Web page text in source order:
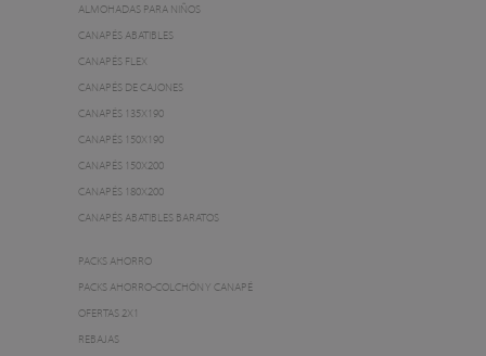
ALMOHADAS PARA NIÑOS
CANAPÉS ABATIBLES
CANAPÉS FLEX
CANAPÉS DE CAJONES
CANAPÉS 135X190
CANAPÉS 150X190
CANAPÉS 150X200
CANAPÉS 180X200
CANAPÉS ABATIBLES BARATOS
PACKS AHORRO
PACKS AHORRO-COLCHÓN Y CANAPÉ
OFERTAS 2X1
REBAJAS